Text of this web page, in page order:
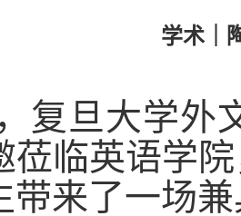
学术｜
复旦大学外
莅临英语学
带来了一场